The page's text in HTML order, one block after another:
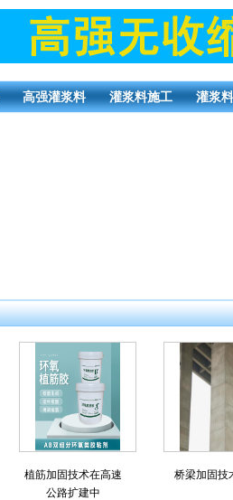
高强灌浆料 灌浆料施工 灌浆
植筋加固技术在高速
公路扩建中
桥梁加固技